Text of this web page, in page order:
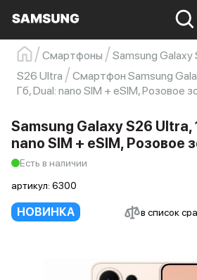
Samsung Смартфон s23
Galaxy S22
s21
Смартфоны Samsung Galaxy
S26 Ultra
Смартфон Samsung
Гб, Dual: nano SIM + eSIM, Розовое
НОВИНКА в список
Samsung Galaxy S26 Ultra,
nano SIM + eSIM, Розовое
Есть в наличии
артикул: 6300